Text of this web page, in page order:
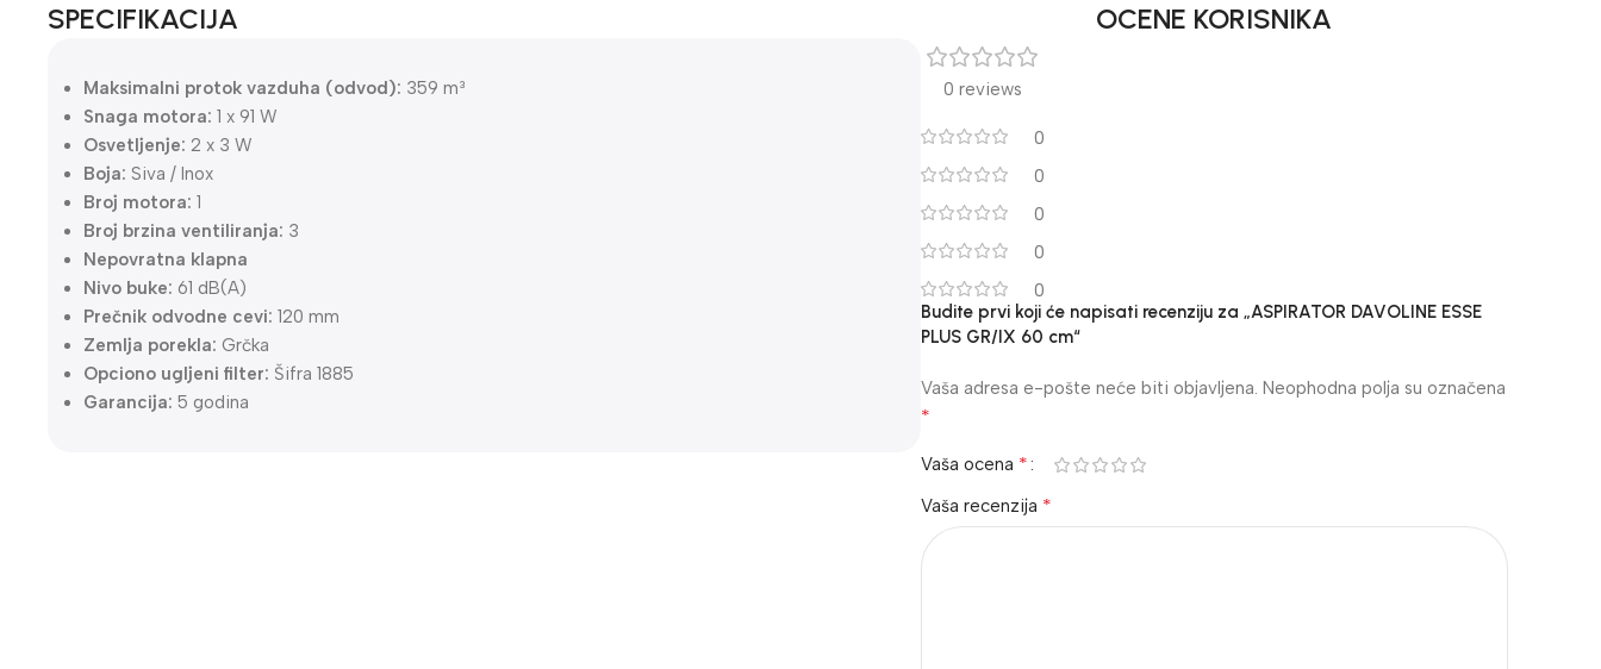
SPECIFIKACIJA
Maksimalni protok vazduha (odvod): 359 m³
Snaga motora: 1 x 91 W
Osvetljenje: 2 x 3 W
Boja: Siva / Inox
Broj motora: 1
Broj brzina ventiliranja: 3
Nepovratna klapna
Nivo buke: 61 dB(A)
Prečnik odvodne cevi: 120 mm
Zemlja porekla: Grčka
Opciono ugljeni filter: Šifra 1885
Garancija: 5 godina
OCENE KORISNIKA
0 reviews
0
0
0
0
0
Budite prvi koji će napisati recenziju za „ASPIRATOR DAVOLINE ESSE
PLUS GR/IX 60 cm“
Vaša adresa e-pošte neće biti objavljena. Neophodna polja su označena
*
Vaša ocena *
Vaša recenzija *